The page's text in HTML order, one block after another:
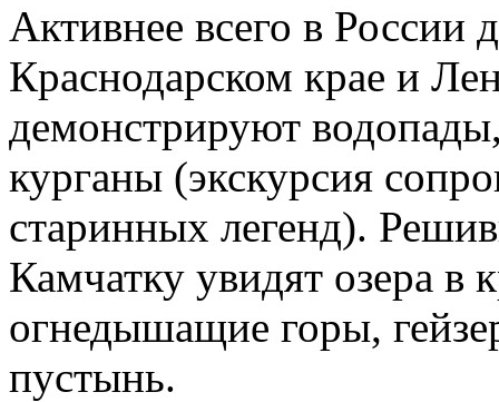
Активнее всего в России
Краснодарском крае и
демонстрируют
курганы (экскурсия
старинных легенд).
Камчатку увидят озера в
огнедышащие горы,
пустынь.